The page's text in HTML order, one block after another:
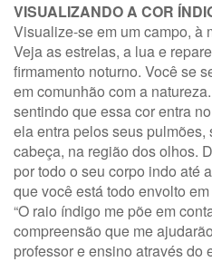
VISUALIZANDO A COR
Visualize-se em um campo, à
Veja as estrelas, a lua e
firmamento noturno. Você se
em comunhão com a
sentindo que essa cor entra
ela entra pelos seus
cabeça, na região dos olhos.
por todo o seu corpo indo até
que você está todo envolto
“O raio índigo me põe em
compreensão que me
professor e ensino através do